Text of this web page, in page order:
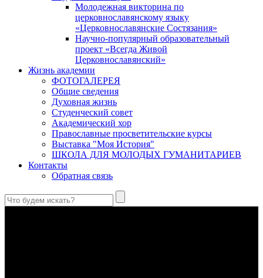
Молодежная викторина по
церковнославянскому языку
«Церковнославянские Состязания»
Научно-популярный образовательный
проект «Всегда Живой
Церковнославянский»
Жизнь академии
ФОТОГАЛЕРЕЯ
Общие сведения
Духовная жизнь
Студенческий совет
Академический хор
Православные просветительские курсы
Выставка "Моя История"
ШКОЛА ДЛЯ МОЛОДЫХ ГУМАНИТАРИЕВ
Контакты
Обратная связь